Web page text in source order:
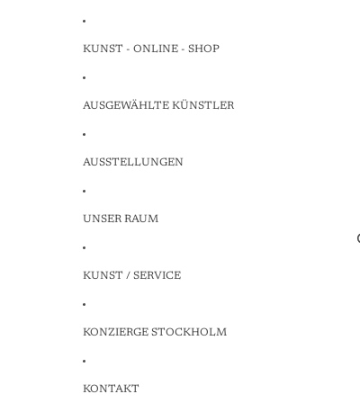
KUNST - ONLINE - SHOP
AUSGEWÄHLTE KÜNSTLER
AUSSTELLUNGEN
UNSER RAUM
KUNST / SERVICE
KONZIERGE STOCKHOLM
KONTAKT